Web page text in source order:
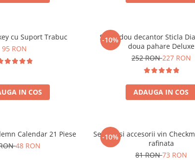
cu Suport Trabuc
95 RON
IN COS
-10%
Set cadou decantor Sticla
doua pahare Deluxe
252 RON227 RON
ADAUGA IN COS
Calendar 21 Piese
48 RON
-10%
Set sah si accesorii vin
rafinata
81 RON73 RON